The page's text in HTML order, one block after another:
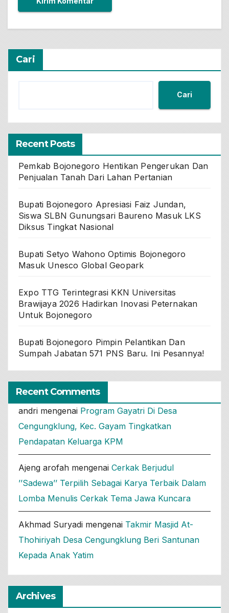
Cari
Cari
Recent Posts
Pemkab Bojonegoro Hentikan Pengerukan Dan
Penjualan Tanah Dari Lahan Pertanian
Bupati Bojonegoro Apresiasi Faiz Jundan,
Siswa SLBN Gunungsari Baureno Masuk LKS
Diksus Tingkat Nasional
Bupati Setyo Wahono Optimis Bojonegoro
Masuk Unesco Global Geopark
Expo TTG Terintegrasi KKN Universitas
Brawijaya 2026 Hadirkan Inovasi Peternakan
Untuk Bojonegoro
Bupati Bojonegoro Pimpin Pelantikan Dan
Sumpah Jabatan 571 PNS Baru. Ini Pesannya!
Recent Comments
andri mengenai Program Gayatri Di Desa
Cengungklung, Kec. Gayam Tingkatkan
Pendapatan Keluarga KPM
Ajeng arofah mengenai Cerkak Berjudul
’’Sadewa’’ Terpilih Sebagai Karya Terbaik Dalam
Lomba Menulis Cerkak Tema Jawa Kuncara
Akhmad Suryadi mengenai Takmir Masjid At-
Thohiriyah Desa Cengungklung Beri Santunan
Kepada Anak Yatim
Archives